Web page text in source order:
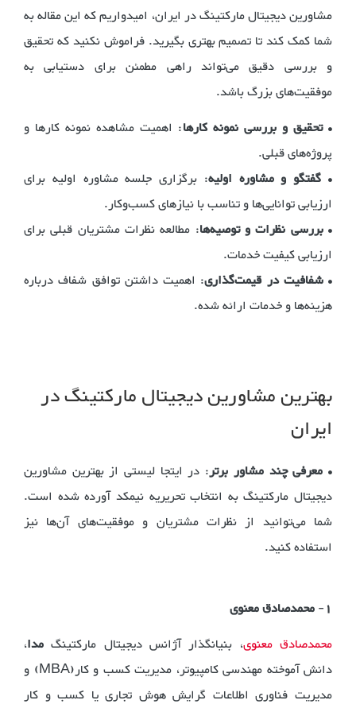
مشاورین دیجیتال مارکتینگ در ایران، امیدواریم که این مقاله به
شما کمک کند تا تصمیم بهتری بگیرید. فراموش نکنید که تحقیق
و بررسی دقیق می‌تواند راهی مطمئن برای دستیابی به
موفقیت‌های بزرگ باشد.
•تحقیق و بررسی نمونه کارها: اهمیت مشاهده نمونه کارها و
پروژه‌های قبلی.
• گفتگو و مشاوره اولیه: برگزاری جلسه مشاوره اولیه برای
ارزیابی توانایی‌ها و تناسب با نیازهای کسب‌وکار.
•بررسی نظرات و توصیه‌ها: مطالعه نظرات مشتریان قبلی برای
ارزیابی کیفیت خدمات.
•شفافیت در قیمت‌گذاری: اهمیت داشتن توافق شفاف درباره
هزینه‌ها و خدمات ارائه شده.
بهترین مشاورین دیجیتال مارکتینگ در
ایران
• معرفی چند مشاور برتر: در ایتجا لیستی از بهترین مشاورین
دیجیتال مارکتینگ به انتخاب تحریریه نیمکد آورده شده است.
شما می‌توانید از نظرات مشتریان و موفقیت‌های آن‌ها نیز
استفاده کنید.
1
-محمدصادق معنوی
محمدصادق معنوی، بنیانگذار آژانس دیجیتال مارکتینگ مدا،
دانش آموخته مهندسی کامپیوتر، مدیریت کسب و کار(MBA) و
مدیریت فناوری اطلاعات گرایش هوش تجاری یا کسب و کار